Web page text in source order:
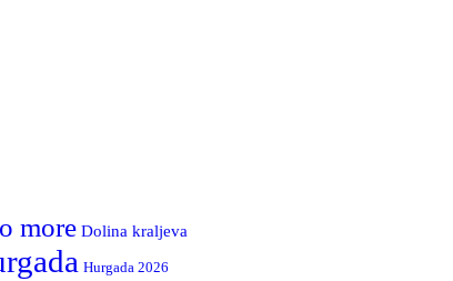
more Dolina kraljeva
Hurgada 2026